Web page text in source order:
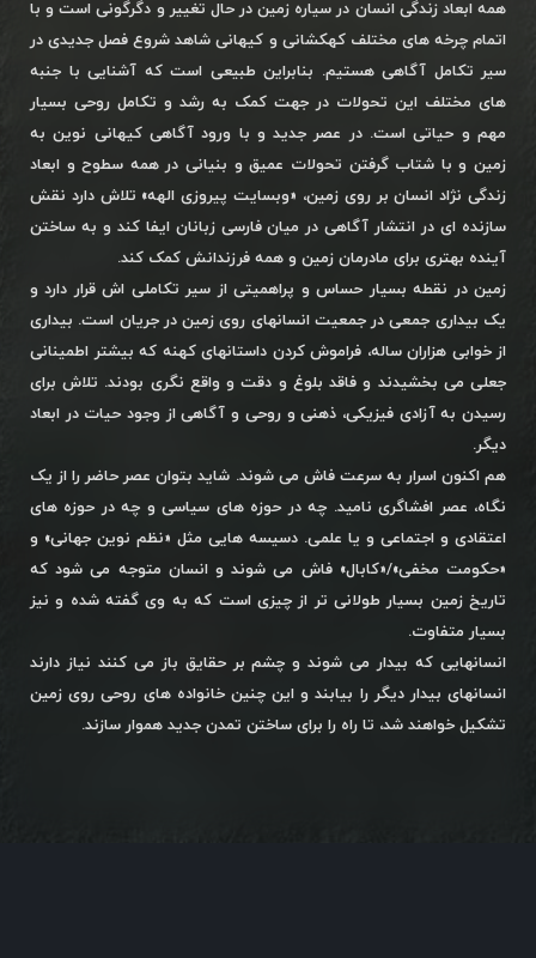
همه ابعاد زندگی انسان در سیاره زمین در حال تغییر و دگرگونی است و با
اتمام چرخه های مختلف کهکشانی و کیهانی شاهد شروع فصل جدیدی در
سیر تکامل آگاهی هستیم. بنابراین طبیعی است که آشنایی با جنبه
های مختلف این تحولات در جهت کمک به رشد و تکامل روحی بسیار
مهم و حیاتی است. در عصر جدید و با ورود آگاهی کیهانی نوین به
زمین و با شتاب گرفتن تحولات عمیق و بنیانی در همه سطوح و ابعاد
زندگی نژاد انسان بر روی زمین، «وبسایت پیروزی الهه» تلاش دارد نقش
سازنده ای در انتشار آگاهی در میان فارسی زبانان ایفا کند و به ساختن
آینده بهتری برای مادرمان زمین و همه فرزندانش کمک کند.
زمین در نقطه بسیار حساس و پراهمیتی از سیر تکاملی اش قرار دارد و
یک بیداری جمعی در جمعیت انسانهای روی زمین در جریان است. بیداری
از خوابی هزاران ساله، فراموش کردن داستانهای کهنه که بیشتر اطمینانی
جعلی می بخشیدند و فاقد بلوغ و دقت و واقع نگری بودند. تلاش برای
رسیدن به آزادی فیزیکی، ذهنی و روحی و آگاهی از وجود حیات در ابعاد
دیگر.
هم اکنون اسرار به سرعت فاش می شوند. شاید بتوان عصر حاضر را از یک
نگاه، عصر افشاگری نامید. چه در حوزه های سیاسی و چه در حوزه های
اعتقادی و اجتماعی و یا علمی. دسیسه هایی مثل «نظم نوین جهانی» و
«حکومت مخفی»/«کابال» فاش می شوند و انسان متوجه می شود که
تاریخ زمین بسیار طولانی تر از چیزی است که به وی گفته شده و نیز
بسیار متفاوت.
انسانهایی که بیدار می شوند و چشم بر حقایق باز می کنند نیاز دارند
انسانهای بیدار دیگر را بیابند و این چنین خانواده های روحی روی زمین
تشکیل خواهند شد، تا راه را برای ساختن تمدن جدید هموار سازند.